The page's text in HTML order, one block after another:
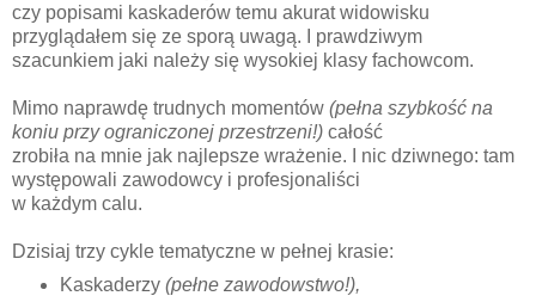
czy popisami kaskaderów temu akurat widowisku
przyglądałem się ze sporą uwagą. I prawdziwym
szacunkiem jaki należy się wysokiej klasy fachowcom.
Mimo naprawdę trudnych momentów (pełna szybkość na
koniu przy ograniczonej przestrzeni!) całość
zrobiła na mnie jak najlepsze wrażenie. I nic dziwnego: tam
występowali zawodowcy i profesjonaliści
w każdym calu.
Dzisiaj trzy cykle tematyczne w pełnej krasie:
Kaskaderzy (pełne zawodowstwo!),